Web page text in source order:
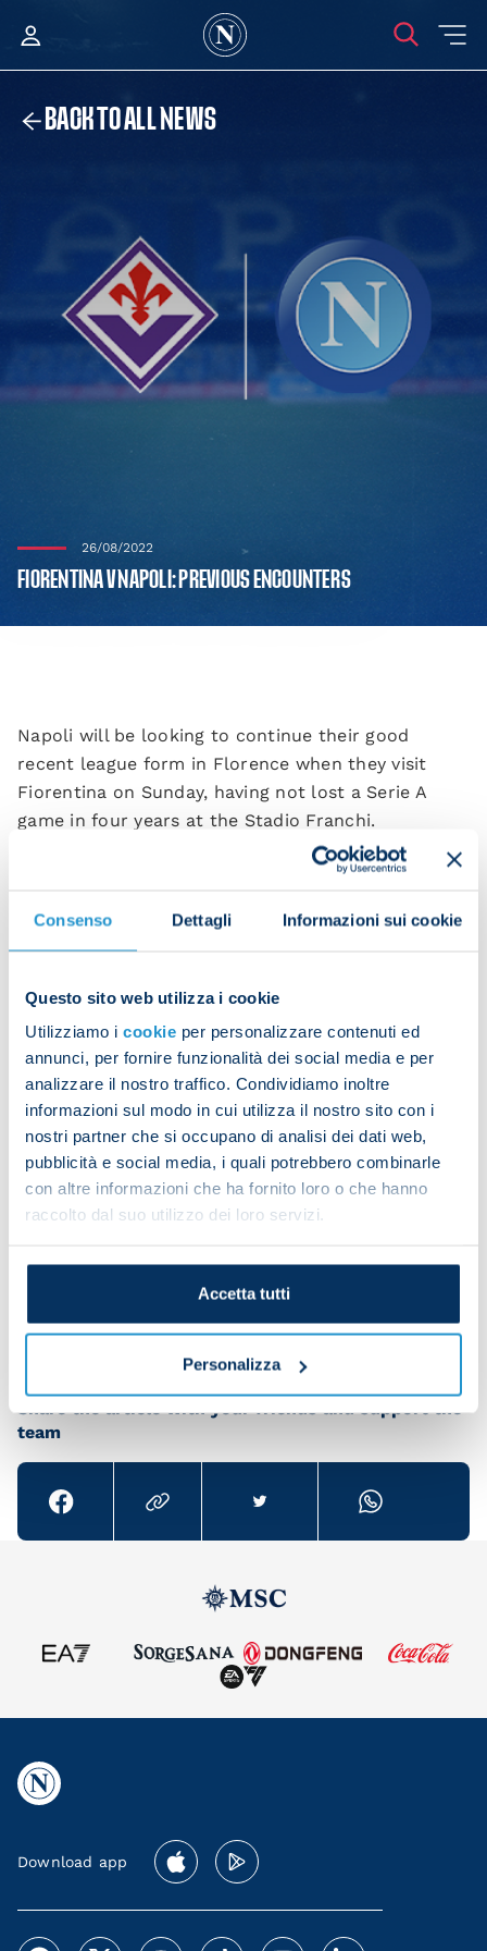
Consenso Dettagli Informazioni sui cookie
Questo sito web utilizza i cookie
Utilizziamo i cookie per personalizzare contenuti ed
annunci, per fornire funzionalità dei social media e per
analizzare il nostro traffico. Condividiamo inoltre
informazioni sul modo in cui utilizza il nostro sito con i
nostri partner che si occupano di analisi dei dati web,
pubblicità e social media, i quali potrebbero combinarle
con altre informazioni che ha fornito loro o che hanno
raccolto dal suo utilizzo dei loro servizi.
Accetta tutti
Personalizza
BACK TO ALL NEWS
26/08/2022
FIORENTINA V NAPOLI: PREVIOUS ENCOUNTERS
Napoli will be looking to continue their good
recent league form in Florence when they visit
Fiorentina on Sunday, having not lost a Serie A
game in four years at the Stadio Franchi.
Napoli
Total Serie A
Fiorentina at
home: 72
36 18 18 111
Napoli's last away win against Fiorentina in Serie A
was on 3 October 2021: Fiorentina 1-2 Napoli 1-2.
The Azzurri's most recent Serie A draw in Florence
was on 9 February 2019: Fiorentina 0-0 Napoli.
since a 3-0 reverse on 29 April 2018.
Share the article with your friends and support the
team
Download app